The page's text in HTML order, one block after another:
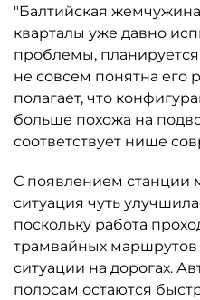
"Балтийская
кварталы уже давно
проблемы,
не совсем понятна его
полагает, что
больше похожа на
соответствует нише
С появлением станции
ситуация чуть
поскольку работа
трамвайных
ситуации на дорогах.
полосам остаются